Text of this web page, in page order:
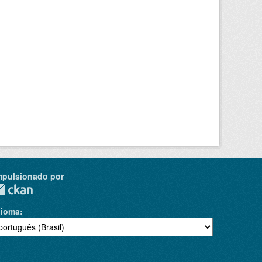
por